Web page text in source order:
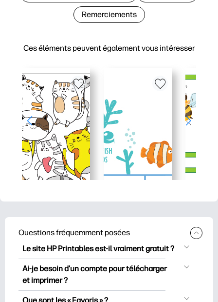
Ces éléments peuvent également vous intéresser
Remerciements
Questions fréquemment posées
Le site HP Printables est-il vraiment gratuit ?
HP Printables propose plus de 2500
documents imprimables gratuits à
télécharger et à imprimer. Découvrez
des pages de coloriage populaires, des
Ai-je besoin d'un compte pour télécharger
et imprimer ?
Vous pouvez explorer et imprimer sans